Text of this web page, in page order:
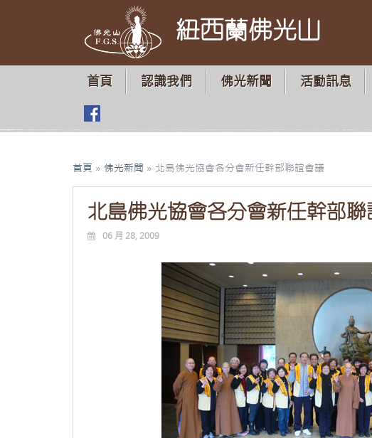
紐西蘭佛光山
首頁 認識我們 佛光新聞 活動訊息
首頁 » 佛光新聞 » 北島佛光協會各分會新任幹部聯誼會議
北島佛光協會各分會新任幹部聯
06 月 28, 2009